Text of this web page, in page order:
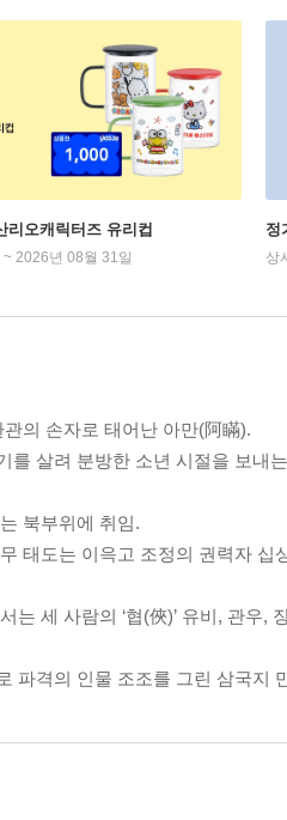
리오캐릭터즈 유리컵
2026년 08월 31일
정
상
의 손자로 태어난 아만(阿瞞).
를 살려 분방한 소년 시절을 보내
북부위에 취임.
태도는 이윽고 조정의 권력자 십
는 세 사람의 ‘협(俠)’ 유비, 관우,
파격의 인물 조조를 그린 삼국지